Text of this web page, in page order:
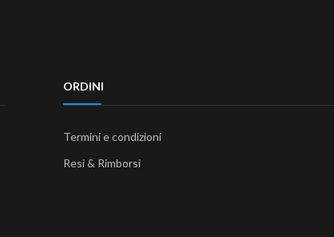
ORDINI
Termini e condizioni
Resi & Rimborsi